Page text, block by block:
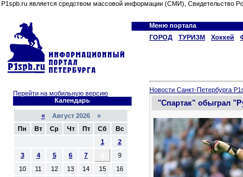
P1spb.ru является средством массовой информации (СМИ), Свидетельство
Меню портала
ГОРОД
ТУРИЗМ Хоккей
Перейти на мобильную версию
Календарь
«Август 2026 »
Пн
Вт Ср Чт Пт Сб
Вс
1
2
3
4 5 6 7
9
10
11 12 13 14 15
16
Новости Санкт-Петербурга
"Спартак" обыграл